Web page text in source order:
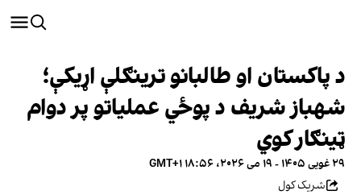
د پاکستان او طالبانو ترینګلې اړیکې؛
شهباز شریف د پوځي عملیاتو پر دوام
ټینګار کوي
۲۹ غویی ۱۴۰۵ - ۱۹ می ۲۰۲۶، ۱۸:۵۶ GMT+۱
شریک کول